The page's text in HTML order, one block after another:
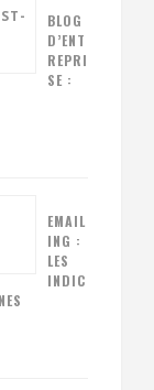
BLOG
D’ENT
REPRI
SE :
EMAIL
ING :
LES
INDIC